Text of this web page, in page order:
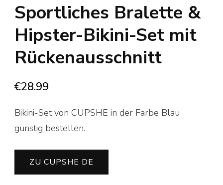
Sportliches Bralette &
Hipster-Bikini-Set mit
Rückenausschnitt
€28.99
Bikini-Set von CUPSHE in der Farbe Blau
günstig bestellen.
ZU CUPSHE DE